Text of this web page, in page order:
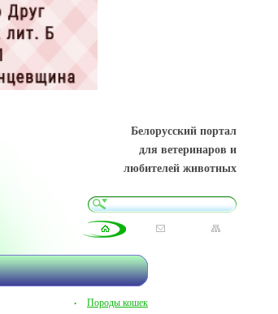
Белорусский портал
для ветеринаров и
любителей животных
Породы кошек